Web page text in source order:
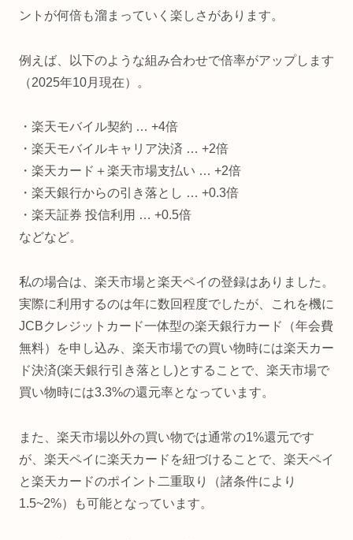
ントが何倍も溜まっていく楽しさがあります。
例えば、以下のような組み合わせで倍率がアップします
（2025年10月現在）。
・楽天モバイル契約 … +4倍
・楽天モバイルキャリア決済 … +2倍
・楽天カード＋楽天市場支払い … +2倍
・楽天銀行からの引き落とし … +0.3倍
・楽天証券 投信利用 … +0.5倍
などなど。
私の場合は、楽天市場と楽天ペイの登録はありました。
実際に利用するのは年に数回程度でしたが、これを機に
JCBクレジットカード一体型の楽天銀行カード（年会費
無料）を申し込み、楽天市場での買い物時には楽天カー
ド決済(楽天銀行引き落とし)とすることで、楽天市場で
買い物時には3.3%の還元率となっています。
また、楽天市場以外の買い物では通常の1%還元です
が、楽天ペイに楽天カードを紐づけることで、楽天ペイ
と楽天カードのポイント二重取り（諸条件により
1.5~2%）も可能となっています。